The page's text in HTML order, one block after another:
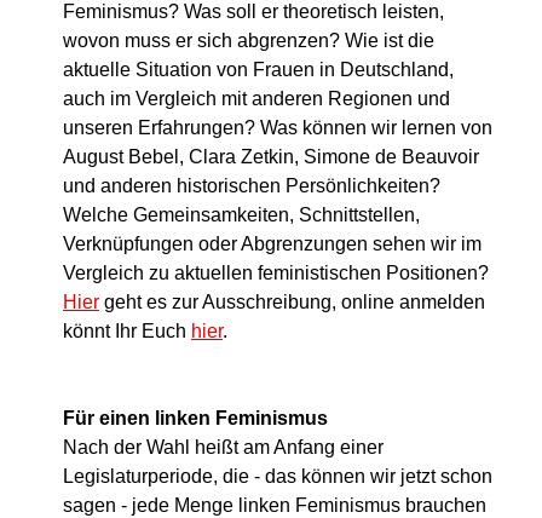
Feminismus? Was soll er theoretisch leisten,
wovon muss er sich abgrenzen? Wie ist die
aktuelle Situation von Frauen in Deutschland,
auch im Vergleich mit anderen Regionen und
unseren Erfahrungen? Was können wir lernen von
August Bebel, Clara Zetkin, Simone de Beauvoir
und anderen historischen Persönlichkeiten?
Welche Gemeinsamkeiten, Schnittstellen,
Verknüpfungen oder Abgrenzungen sehen wir im
Vergleich zu aktuellen feministischen Positionen?
Hier geht es zur Ausschreibung, online anmelden
könnt Ihr Euch hier.
Für einen linken Feminismus
Nach der Wahl heißt am Anfang einer
Legislaturperiode, die - das können wir jetzt schon
sagen - jede Menge linken Feminismus brauchen